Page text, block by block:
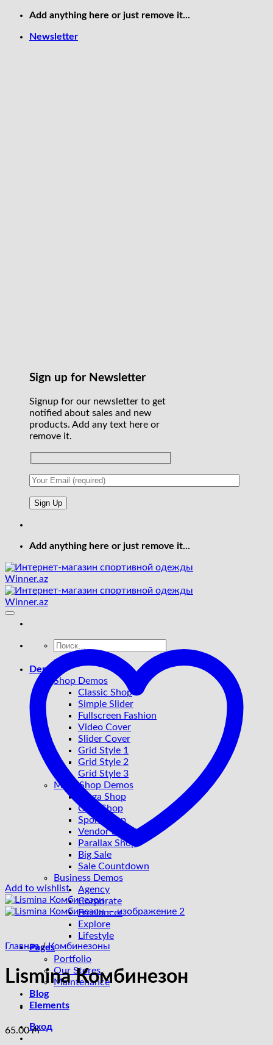
Skip
content
Add anything here or just remove it...
Newsletter
Sign up for Newsletter
Signup for our newsletter to get
notified about sales and new
products. Add any text here or
remove it.
Add anything here or just remove it...
Искать:
Demos
Shop Demos
Classic Shop
Simple Slider
Fullscreen Fashion
Video Cover
Slider Cover
Grid Style 1
Grid Style 2
Grid Style 3
More Shop Demos
Mega Shop
Cute Shop
Sport Shop
Vendor Shop
Parallax Shop
Big Sale
Sale Countdown
Business Demos
Agency
Corporate
Freelancer
Explore
Lifestyle
Pages
Portfolio
Our Stores
Maintenance
Blog
Elements
Вход
Add to wishlist
Главная / Комбинезоны
Lismina Комбинезон
65.00₼